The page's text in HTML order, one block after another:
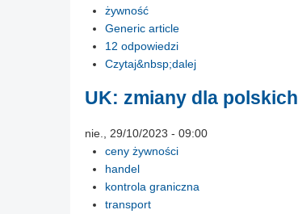
żywność
Generic article
12 odpowiedzi
Czytaj&nbsp;dalej
UK: zmiany dla
nie., 29/10/2023 - 09:00
ceny żywności
handel
kontrola graniczna
transport